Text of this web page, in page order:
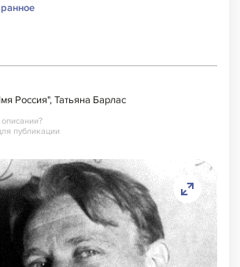
Россия", Татьяна Барлас
публикации